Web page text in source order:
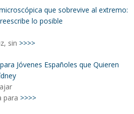
que sobrevive al extremo:
lo posible
sin >>>>
Jóvenes Españoles que Quieren
para >>>>